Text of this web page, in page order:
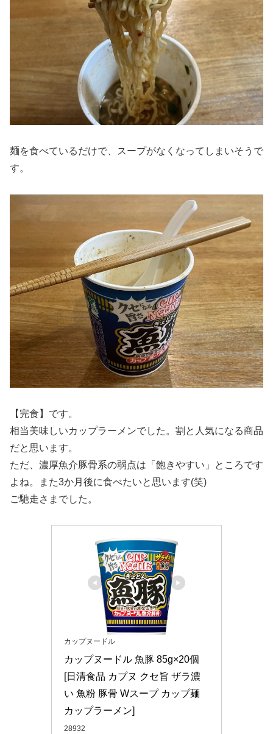
麺を食べているだけで、スープがなくなってしまいそうで
す。
【完食】です。
相当美味しいカップラーメンでした。割と人気になる商品
だと思います。
ただ、濃厚魚介豚骨系の弱点は「飽きやすい」ところです
よね。また3か月後に食べたいと思います(笑)
ご馳走さまでした。
カップヌードル
カップヌードル 魚豚 85g×20個
[日清食品 カプヌ クセ旨 ザラ濃
い 魚粉 豚骨 Wスープ カップ麺
カップラーメン]
28932